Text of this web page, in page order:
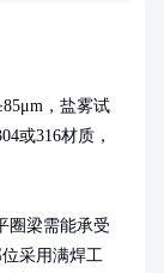
，盐雾试
或316材质，
圈梁需能承受
采用满焊工